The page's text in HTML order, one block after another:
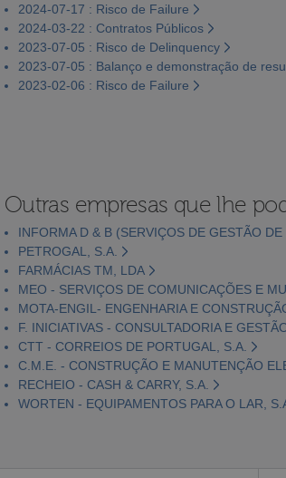
2024-07-17 : Risco de Failure
2024-03-22 : Contratos Públicos
2023-07-05 : Risco de Delinquency
2023-07-05 : Balanço e demonstração de
2023-02-06 : Risco de Failure
Outras empresas que lhe
INFORMA D & B (SERVIÇOS DE GESTÃO DE
PETROGAL, S.A.
FARMÁCIAS TM, LDA
MEO - SERVIÇOS DE COMUNICAÇÕES E
MOTA-ENGIL- ENGENHARIA E
F. INICIATIVAS - CONSULTADORIA E
CTT - CORREIOS DE PORTUGAL, S.A.
C.M.E. - CONSTRUÇÃO E MANUTENÇÃO
RECHEIO - CASH & CARRY, S.A.
WORTEN - EQUIPAMENTOS PARA O LAR,